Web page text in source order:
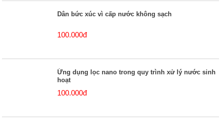
Dân bức xúc vì cấp nước không sạch
100.000đ
Ứng dụng lọc nano trong quy trình xử lý nước sinh
hoạt
100.000đ